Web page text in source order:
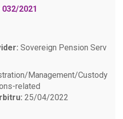
032/2021
Sovereign Pension Serv
Management/Custody
related
25/04/2022